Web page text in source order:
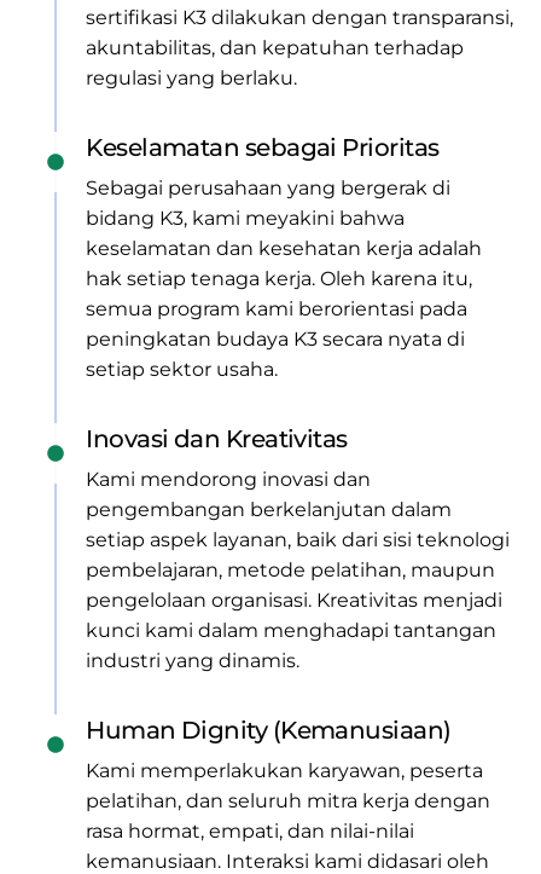
sertifikasi K3 dilakukan dengan transparansi,
akuntabilitas, dan kepatuhan terhadap
regulasi yang berlaku.
Keselamatan sebagai Prioritas
Sebagai perusahaan yang bergerak di
bidang K3, kami meyakini bahwa
keselamatan dan kesehatan kerja adalah
hak setiap tenaga kerja. Oleh karena itu,
semua program kami berorientasi pada
peningkatan budaya K3 secara nyata di
setiap sektor usaha.
Inovasi dan Kreativitas
Kami mendorong inovasi dan
pengembangan berkelanjutan dalam
setiap aspek layanan, baik dari sisi teknologi
pembelajaran, metode pelatihan, maupun
pengelolaan organisasi. Kreativitas menjadi
kunci kami dalam menghadapi tantangan
industri yang dinamis.
Human Dignity (Kemanusiaan)
Kami memperlakukan karyawan, peserta
pelatihan, dan seluruh mitra kerja dengan
rasa hormat, empati, dan nilai-nilai
kemanusiaan. Interaksi kami didasari oleh